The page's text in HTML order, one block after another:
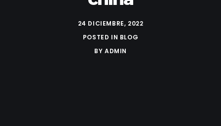
24 DICIEMBRE, 2022
POSTED IN BLOG
BY ADMIN